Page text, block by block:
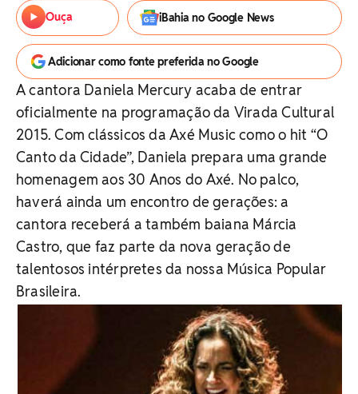
Ouça iBahia no Google News
Adicionar como fonte preferida no Google
A cantora Daniela Mercury acaba de entrar
oficialmente na programação da Virada Cultural
2015. Com clássicos da Axé Music como o hit “O
Canto da Cidade”, Daniela prepara uma grande
homenagem aos 30 Anos do Axé. No palco,
haverá ainda um encontro de gerações: a
cantora receberá a também baiana Márcia
Castro, que faz parte da nova geração de
talentosos intérpretes da nossa Música Popular
Brasileira.